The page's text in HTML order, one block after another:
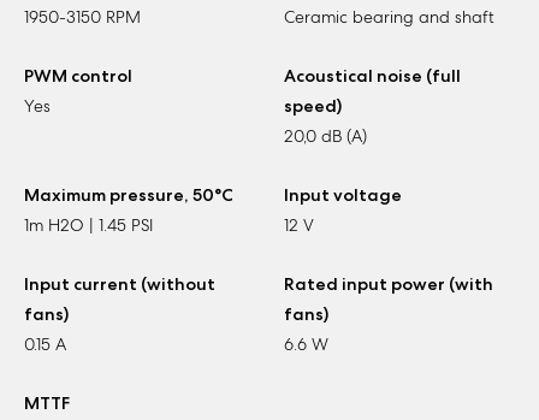
1950-3150 RPM
Ceramic bearing and shaft
PWM control
Yes
Acoustical noise (full
speed)
20,0 dB (A)
Maximum pressure, 50°C
1m H2O | 1.45 PSI
Input voltage
12 V
Input current (without
fans)
0.15 A
Rated input power (with
fans)
6.6 W
MTTF